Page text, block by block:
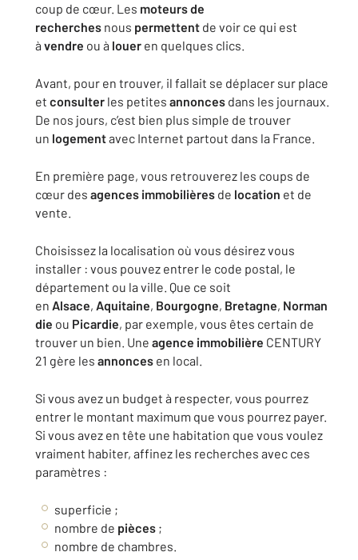
coup de cœur. Les moteurs de
recherches nous permettent de voir ce qui est
à vendre ou à louer en quelques clics.
Avant, pour en trouver, il fallait se déplacer sur place
et consulter les petites annonces dans les journaux.
De nos jours, c’est bien plus simple de trouver
un logementavec Internet partout dans la France.
En première page, vous retrouverez les coups de
cœur des agences immobilières de location et de
vente.
Choisissez la localisation où vous désirez vous
installer : vous pouvez entrer le code postal, le
département ou la ville. Que ce soit
en Alsace, Aquitaine, Bourgogne, Bretagne, Norman
die ou Picardie, par exemple, vous êtes certain de
trouver un bien. Une agence immobilière CENTURY
21 gère les annonces en local.
Si vous avez un budget à respecter, vous pourrez
entrer le montant maximum que vous pourrez payer.
Si vous avez en tête une habitation que vous voulez
vraiment habiter, affinez les recherches avec ces
paramètres :
superficie ;
nombre de pièces ;
nombre de chambres.